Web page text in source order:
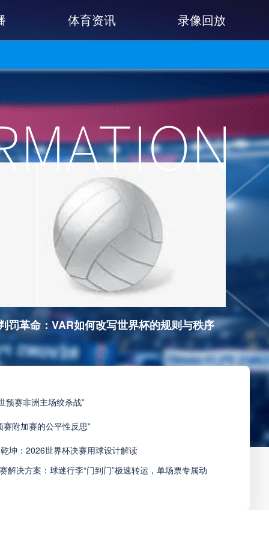
体育资讯 录像回放
罚革命：VAR如何改写世界杯的规则与秩序
预赛非洲主场绞杀战”
赛附加赛的公平性反思”
坤：2026世界杯决赛用球设计解读
解决方案：球迷行李“门到门”极速转运，单场票专属动